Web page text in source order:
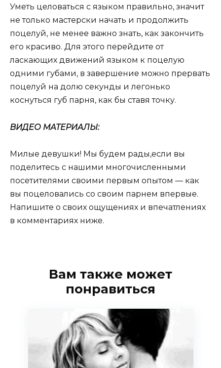
Уметь целоваться с языком правильно, значит
не только мастерски начать и продолжить
поцелуй, не менее важно знать, как закончить
его красиво. Для этого перейдите от
ласкающих движений языком к поцелую
одними губами, в завершение можно прервать
поцелуй на долю секунды и легонько
коснуться губ парня, как бы ставя точку.
ВИДЕО МАТЕРИАЛЫ:
Милые девушки! Мы будем рады,если вы
поделитесь с нашими многочисленными
посетителями своими первым опытом — как
вы поцеловались со своим парнем впервые.
Напишите о своих ощущениях и впечатлениях
в комментариях ниже.
Вам также может
понравиться